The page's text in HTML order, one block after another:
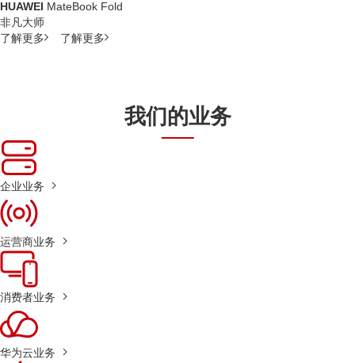
HUAWEI MateBook Fold
非凡大师
了解更多
了解更多
我们的业务
企业业务
运营商业务
消费者业务
华为云业务